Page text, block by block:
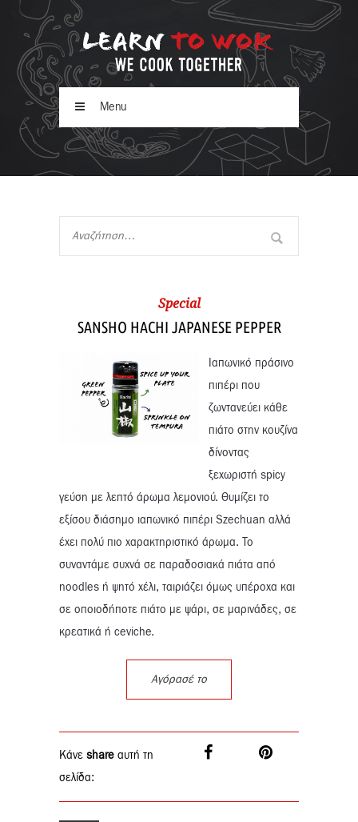
Menu
Special
SANSHO HACHI JAPANESE PEPPER
Ιαπωνικό πράσινο
πιπέρι που
ζωντανεύει κάθε
πιάτο στην κουζίνα
δίνοντας
ξεχωριστή spicy
γεύση με λεπτό άρωμα λεμονιού. Θυμίζει το
εξίσου διάσημο ιαπωνικό πιπέρι Szechuan αλλά
έχει πολύ πιο χαρακτηριστικό άρωμα. Το
συναντάμε συχνά σε παραδοσιακά πιάτα από
noodles ή ψητό χέλι, ταιριάζει όμως υπέροχα και
σε οποιοδήποτε πιάτο με ψάρι, σε μαρινάδες, σε
κρεατικά ή ceviche.
Αγόρασέ το
Κάνε share αυτή τη
σελίδα: